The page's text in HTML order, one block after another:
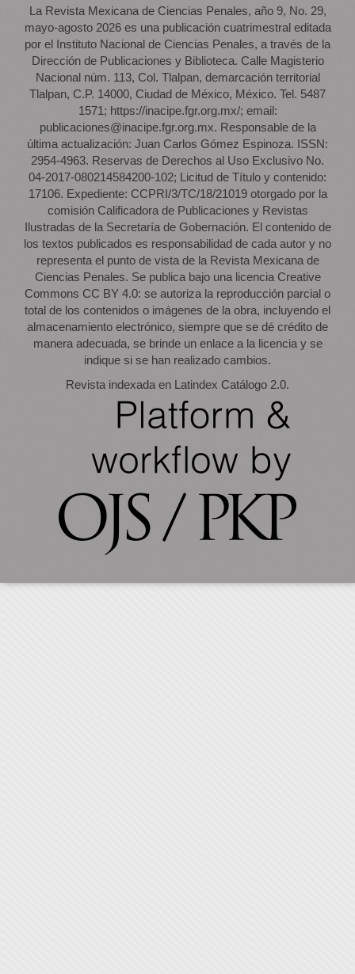
La Revista Mexicana de Ciencias Penales, año 9, No. 29,
mayo-agosto 2026 es una publicación cuatrimestral editada
por el Instituto Nacional de Ciencias Penales, a través de la
Dirección de Publicaciones y Biblioteca. Calle Magisterio
Nacional núm. 113, Col. Tlalpan, demarcación territorial
Tlalpan, C.P. 14000, Ciudad de México, México. Tel. 5487
1571; https://inacipe.fgr.org.mx/; email:
publicaciones@inacipe.fgr.org.mx. Responsable de la
última actualización: Juan Carlos Gómez Espinoza. ISSN:
2954-4963. Reservas de Derechos al Uso Exclusivo No.
04-2017-080214584200-102; Licitud de Título y contenido:
17106. Expediente: CCPRI/3/TC/18/21019 otorgado por la
comisión Calificadora de Publicaciones y Revistas
Ilustradas de la Secretaría de Gobernación. El contenido de
los textos publicados es responsabilidad de cada autor y no
representa el punto de vista de la Revista Mexicana de
Ciencias Penales. Se publica bajo una licencia Creative
Commons CC BY 4.0: se autoriza la reproducción parcial o
total de los contenidos o imágenes de la obra, incluyendo el
almacenamiento electrónico, siempre que se dé crédito de
manera adecuada, se brinde un enlace a la licencia y se
indique si se han realizado cambios.
Revista indexada en Latindex Catálogo 2.0.